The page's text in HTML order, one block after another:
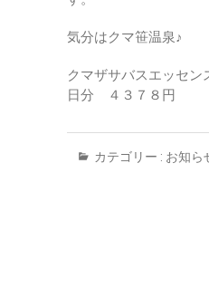
気分はクマ笹温泉♪
クマザサバスエッセ
日分 ４３７８円
カテゴリー : お知ら